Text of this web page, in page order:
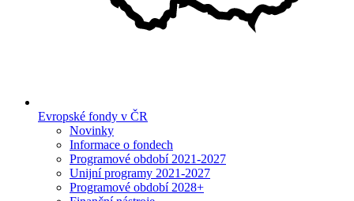
Evropské fondy v ČR
Novinky
Informace o fondech
Programové období 2021-2027
Unijní programy 2021-2027
Programové období 2028+